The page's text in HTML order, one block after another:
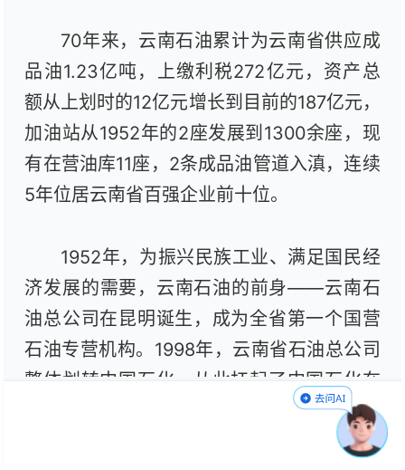
70年来，云南石油累计为云南省供应成
品油1.23亿吨，上缴利税272亿元，资产总
额从上划时的12亿元增长到目前的187亿元，
加油站从1952年的2座发展到1300余座，现
有在营油库11座，2条成品油管道入滇，连续
5年位居云南省百强企业前十位。
1952年，为振兴民族工业、满足国民经
济发展的需要，云南石油的前身——云南石
油总公司在昆明诞生，成为全省第一个国营
石油专营机构。1998年，云南省石油总公司
整体划转中国石化，从此扛起了中国石化在